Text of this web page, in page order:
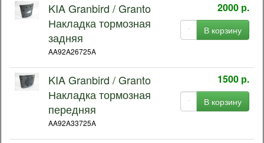
KIA Granbird / Granto
Накладка тормозная
задняя
AA92A26725A
2000 р.
В корзину
KIA Granbird / Granto
Накладка тормозная
передняя
AA92A33725A
1500 р.
В корзину